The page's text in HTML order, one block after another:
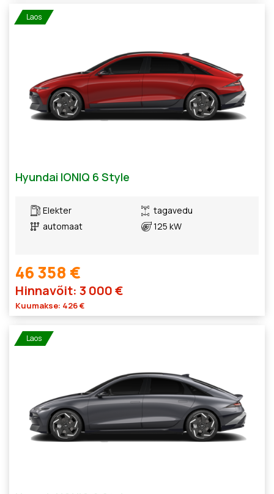
Laos
Hyundai IONIQ 6 Style
Elekter
automaat
tagavedu
125 kW
46 358 €
Hinnavõit: 3 000 €
Kuumakse: 426 €
Laos